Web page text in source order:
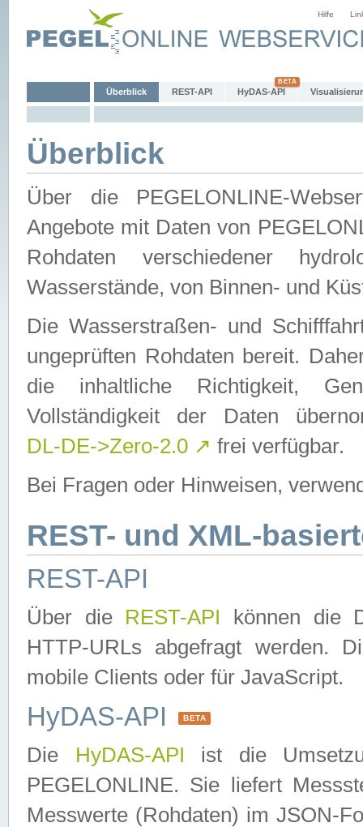
Hilfe
Überblick REST-API HyDAS-API
Überblick
Über die PEGELONLINE-
Angebote mit Daten von
Rohdaten verschiedener
Wasserstände, von Binnen- und
Die Wasserstraßen- und
ungeprüften Rohdaten bereit.
die inhaltliche Richtigkeit,
Vollständigkeit der Daten
DL-DE->Zero-2.0 ↗ frei verfügbar.
Bei Fragen oder Hinweisen,
REST- und XML-
REST-API
Über die REST-API können die
HTTP-URLs abgefragt werden.
mobile Clients oder für JavaScript.
HyDAS-API BETA
Die HyDAS-API ist die
PEGELONLINE. Sie liefert
Messwerte (Rohdaten) im JSON-